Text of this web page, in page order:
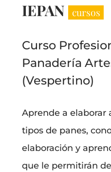
IEPAN cursos
Curso
Panadería
(Vespertino)
Aprende a elaborar
tipos de panes,
elaboración y
que le permitirán